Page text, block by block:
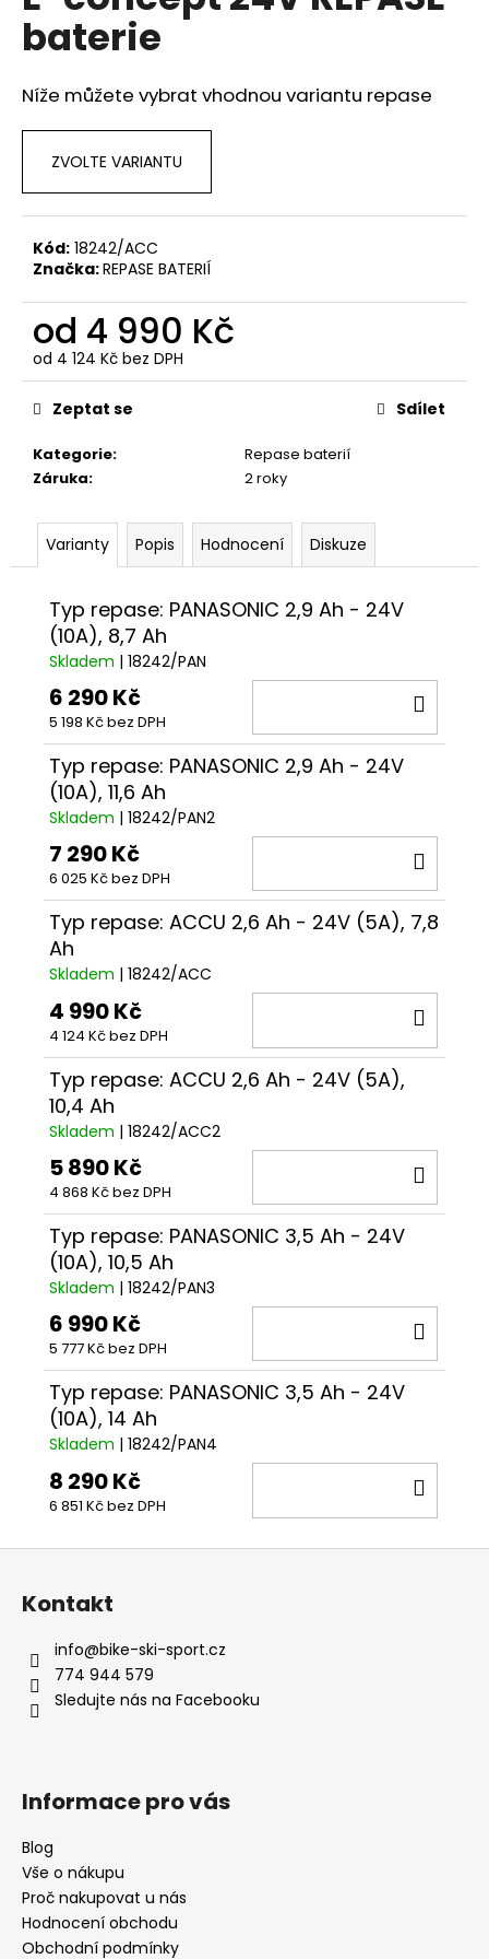
0,0
hvězdiček.
baterie
Níže můžete vybrat vhodnou variantu repase
ZVOLTE VARIANTU
Kód: 18242/ACC
Značka:REPASE BATERIÍ
od 4 990 Kč
od 4 124 Kč bez DPH
Měrná
cena:
Kategorie:
Repase baterií
Záruka: 2 roky
Zeptat se Sdílet
Varianty Popis Hodnocení Diskuze
Typ repase: PANASONIC 2,9 Ah - 24V
(10A), 8,7 Ah
Skladem | 18242/PAN
6 290 Kč
5 198 Kč bez DPH
Typ repase: PANASONIC 2,9 Ah - 24V
(10A), 11,6 Ah
Skladem | 18242/PAN2
7 290 Kč
6 025 Kč bez DPH
Typ repase: ACCU 2,6 Ah - 24V (5A), 7,8
Ah
Skladem | 18242/ACC
4 990 Kč
4 124 Kč bez DPH
Typ repase: ACCU 2,6 Ah - 24V (5A),
10,4 Ah
Skladem | 18242/ACC2
5 890 Kč
4 868 Kč bez DPH
Typ repase: PANASONIC 3,5 Ah - 24V
(10A), 10,5 Ah
Skladem | 18242/PAN3
6 990 Kč
5 777 Kč bez DPH
Typ repase: PANASONIC 3,5 Ah - 24V
(10A), 14 Ah
Skladem | 18242/PAN4
8 290 Kč
6 851 Kč bez DPH
a
j
í
t
?
D
o
p
o
u
č
e
SKS
SHOCKBOARD
389
Z
Kontakt
info@bike-ski-sport.cz
774 944 579
Sledujte nás na Facebooku
Informace pro vás
Blog
Vše o nákupu
Proč nakupovat u nás
Hodnocení obchodu
Obchodní podmínky